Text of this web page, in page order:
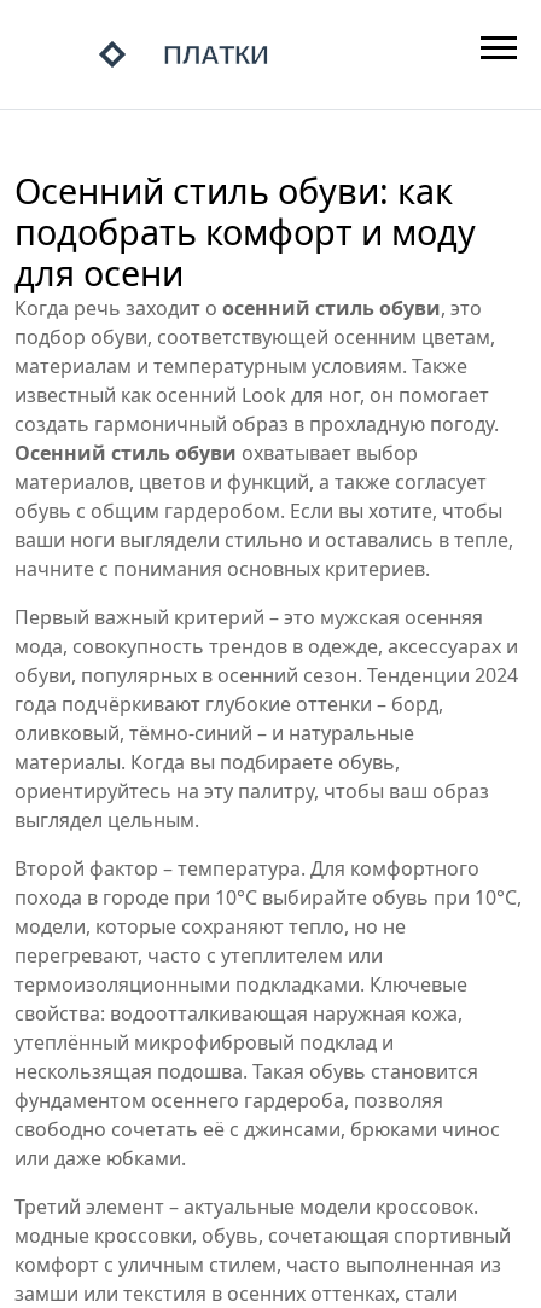
Осенний стиль обуви: как
подобрать комфорт и моду
для осени
Когда речь заходит о осенний стиль обуви, это
подбор обуви, соответствующей осенним цветам,
материалам и температурным условиям. Также
известный как осенний Look для ног, он помогает
создать гармоничный образ в прохладную погоду.
Осенний стиль обуви охватывает выбор
материалов, цветов и функций, а также согласует
обувь с общим гардеробом. Если вы хотите, чтобы
ваши ноги выглядели стильно и оставались в тепле,
начните с понимания основных критериев.
Первый важный критерий – это мужская осенняя
мода, совокупность трендов в одежде, аксессуарах и
обуви, популярных в осенний сезон. Тенденции 2024
года подчёркивают глубокие оттенки – борд,
оливковый, тёмно-синий – и натуральные
материалы. Когда вы подбираете обувь,
ориентируйтесь на эту палитру, чтобы ваш образ
выглядел цельным.
Второй фактор – температура. Для комфортного
похода в городе при 10°C выбирайте обувь при 10°C,
модели, которые сохраняют тепло, но не
перегревают, часто с утеплителем или
термоизоляционными подкладками. Ключевые
свойства: водоотталкивающая наружная кожа,
утеплённый микрофибровый подклад и
нескользящая подошва. Такая обувь становится
фундаментом осеннего гардероба, позволяя
свободно сочетать её с джинсами, брюками чинос
или даже юбками.
Третий элемент – актуальные модели кроссовок.
модные кроссовки, обувь, сочетающая спортивный
комфорт с уличным стилем, часто выполненная из
замши или текстиля в осенних оттенках, стали